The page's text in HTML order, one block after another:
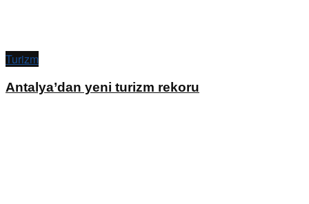
Turizm
Antalya’dan yeni turizm rekoru